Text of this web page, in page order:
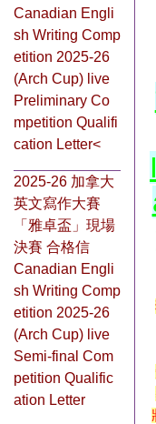
Canadian Engli
sh Writing Comp
etition 2025-26
(Arch Cup) live
Preliminary Co
mpetition Qualifi
cation Letter<
2025-26 加拿大
英文寫作大賽
「雅卓盃」現場
決賽 合格信
Canadian Engli
sh Writing Comp
etition 2025-26
(Arch Cup) live
Semi-final Com
petition Qualific
ation Letter